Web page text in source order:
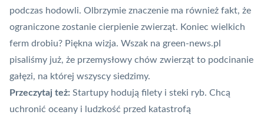
podczas hodowli. Olbrzymie znaczenie ma również fakt, że
ograniczone zostanie cierpienie zwierząt. Koniec wielkich
ferm drobiu? Piękna wizja. Wszak na green-news.pl
pisaliśmy już, że przemysłowy chów zwierząt to podcinanie
gałęzi, na której wszyscy siedzimy.
Przeczytaj też: Startupy hodują filety i steki ryb. Chcą
uchronić oceany i ludzkość przed katastrofą